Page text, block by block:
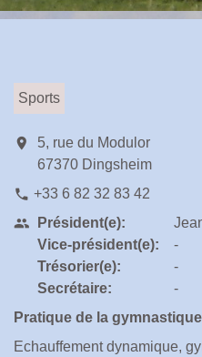
Sports
location_on
5, rue du Modulor
67370 Dingsheim
phone +33 6 82 32 83 42
people
Président(e):
Vice-président(e):
Trésorier(e):
Secrétaire:
-
-
-
Pratique de la gymnastique
Echauffement dynamique,